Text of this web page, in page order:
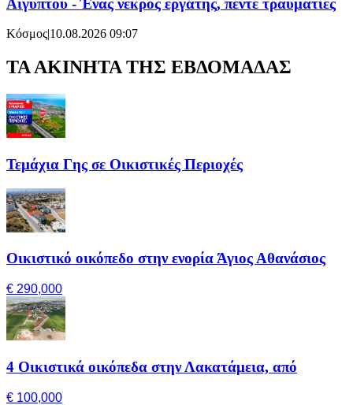
Κόσμος|10.08.2026 09:07
ΤΑ ΑΚΙΝΗΤΑ ΤΗΣ ΕΒΔΟΜΑΔΑΣ
Τεμάχια Γης σε Οικιστικές Περιοχές
Οικιστικό οικόπεδο στην ενορία Άγιος Αθανάσιος
€ 290,000
4 Οικιστικά οικόπεδα στην Λακατάμεια, από
€ 100,000